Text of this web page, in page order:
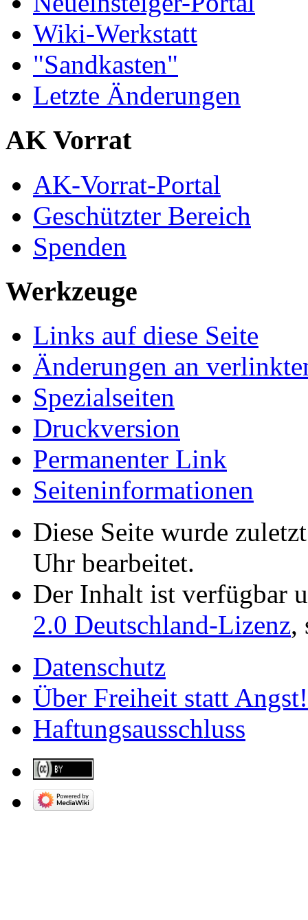
Wiki-Werkstatt
"Sandkasten"
Letzte Änderungen
AK Vorrat
AK-Vorrat-Portal
Geschützter Bereich
Spenden
Werkzeuge
Links auf diese Seite
Änderungen an
Spezialseiten
Druckversion
Permanenter Link
Seiten­­informationen
Diese Seite wurde
Uhr bearbeitet.
Der Inhalt ist verfügbar
2.0 Deutschland-Lizenz,
Datenschutz
Über Freiheit statt Angst!
Haftungsausschluss